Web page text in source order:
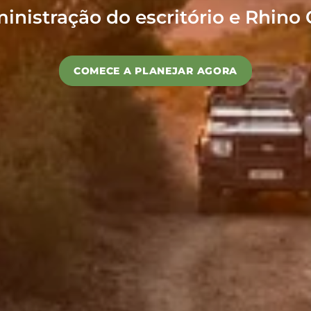
do escritório e Rhino
COMECE A PLANEJAR AGORA